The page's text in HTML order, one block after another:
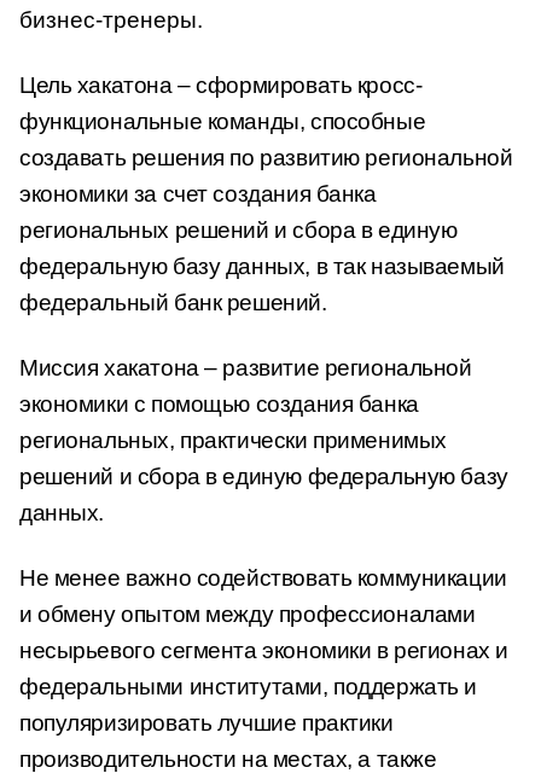
бизнес-тренеры.
Цель хакатона – сформировать кросс-
функциональные команды, способные
создавать решения по развитию региональной
экономики за счет создания банка
региональных решений и сбора в единую
федеральную базу данных, в так называемый
федеральный банк решений.
Миссия хакатона – развитие региональной
экономики с помощью создания банка
региональных, практически применимых
решений и сбора в единую федеральную базу
данных.
Не менее важно содействовать коммуникации
и обмену опытом между профессионалами
несырьевого сегмента экономики в регионах и
федеральными институтами, поддержать и
популяризировать лучшие практики
производительности на местах, а также